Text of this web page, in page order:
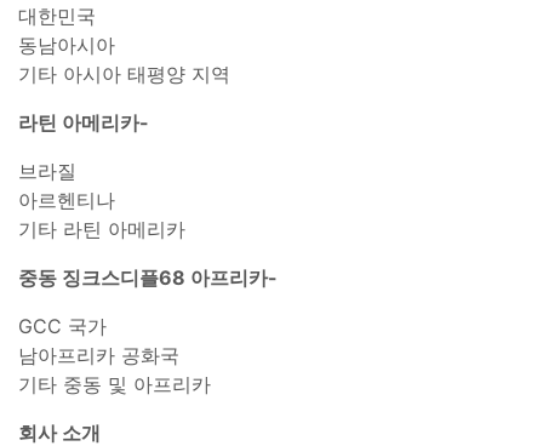
대한민국
동남아시아
기타 아시아 태평양 지역
라틴 아메리카-
브라질
아르헨티나
기타 라틴 아메리카
중동 징크스디플68 아프리카-
GCC 국가
남아프리카 공화국
기타 중동 및 아프리카
회사 소개